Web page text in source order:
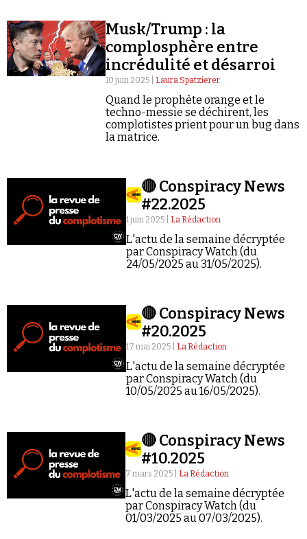
Musk/Trump : la
complosphère entre
incrédulité et désarroi
10 juin 2025 | Laura Spatzierer
Quand le prophète orange et le
techno-messie se déchirent, les
complotistes prient pour un bug dans
la matrice.
🔴 Conspiracy News
#22.2025
1 juin 2025 | La Rédaction
L'actu de la semaine décryptée
par Conspiracy Watch (du
24/05/2025 au 31/05/2025).
🔴 Conspiracy News
#20.2025
17 mai 2025 | La Rédaction
L'actu de la semaine décryptée
par Conspiracy Watch (du
10/05/2025 au 16/05/2025).
🔴 Conspiracy News
#10.2025
7 mars 2025 | La Rédaction
L'actu de la semaine décryptée
par Conspiracy Watch (du
01/03/2025 au 07/03/2025).